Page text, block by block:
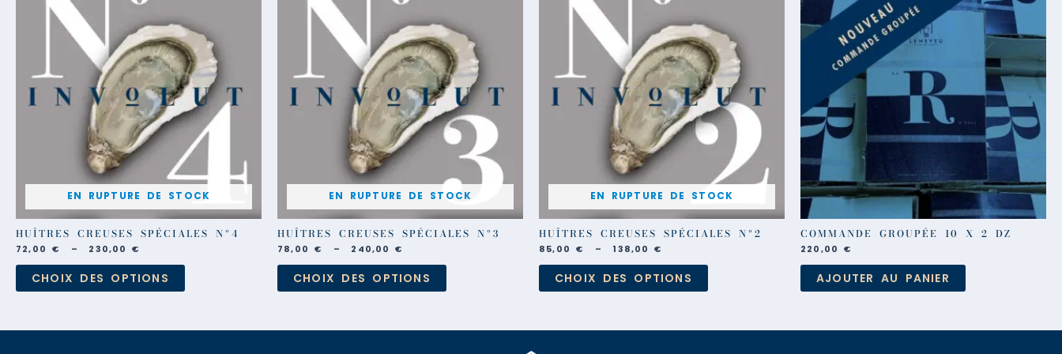
EN RUPTURE DE STOCK
HUÎTRES CREUSES SPÉCIALES Nº4
72,00 € – 230,00€
à
230,00 €
CHOIX DES OPTIONS
plusieurs
variations.
Les
options
peuvent
être
choisies
sur
page
du
produit
EN RUPTURE DE STOCK
HUÎTRES CREUSES SPÉCIALES Nº3
78,00 € – 240,00€
à
240,00 €
CHOIX DES OPTIONS
plusieurs
variations.
Les
options
peuvent
être
choisies
sur
page
produit
EN RUPTURE DE STOCK
HUÎTRES CREUSES SPÉCIALES Nº2
85,00 € – 138,00€
à
138,00 €
CHOIX DES OPTIONS
plusieurs
variations.
Les
options
peuvent
être
choisies
sur
la
page
produit
COMMANDE GROUPÉE 10 X 2 DZ
220,00 €
AJOUTER AU PANIER